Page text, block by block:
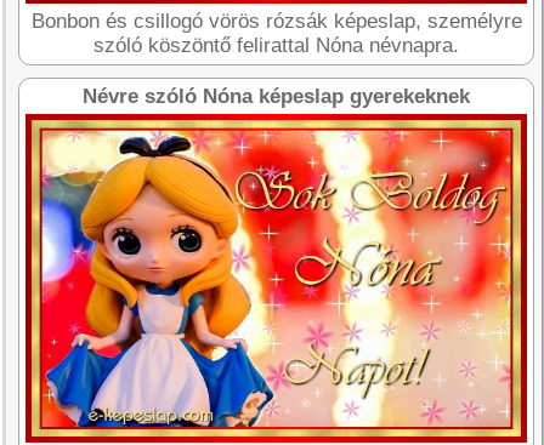
Bonbon és csillogó vörös rózsák képeslap, személyre
szóló köszöntő felirattal Nóna névnapra.
Névre szóló Nóna képeslap gyerekeknek